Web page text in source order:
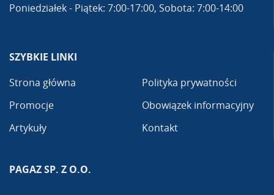
Poniedziałek - Piątek: 7:00-17:00, Sobota: 7:00-14:00
SZYBKIE LINKI
Strona główna
Promocje
Artykuły
Polityka prywatności
Obowiązek informacyjny
Kontakt
PAGAZ SP. Z O.O.